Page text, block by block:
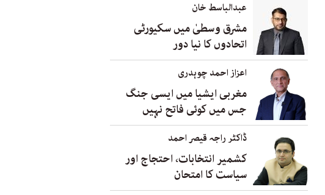
عبدالباسط خان
مشرق وسطیٰ میں سکیورٹی
اتحادوں کا نیا دور
اعزاز احمد چوہدری
مغربی ایشیا میں ایسی جنگ
جس میں کوئی فاتح نہیں
ڈاکٹر راجہ قیصر احمد
کشمیر انتخابات، احتجاج اور
سیاست کا امتحان